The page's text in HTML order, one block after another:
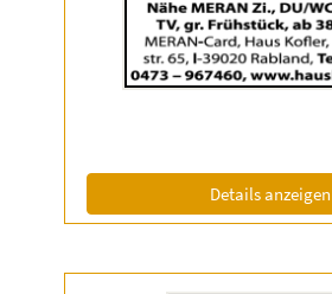
der
Anzeige
2055199
anzeigen
Details anzeigen